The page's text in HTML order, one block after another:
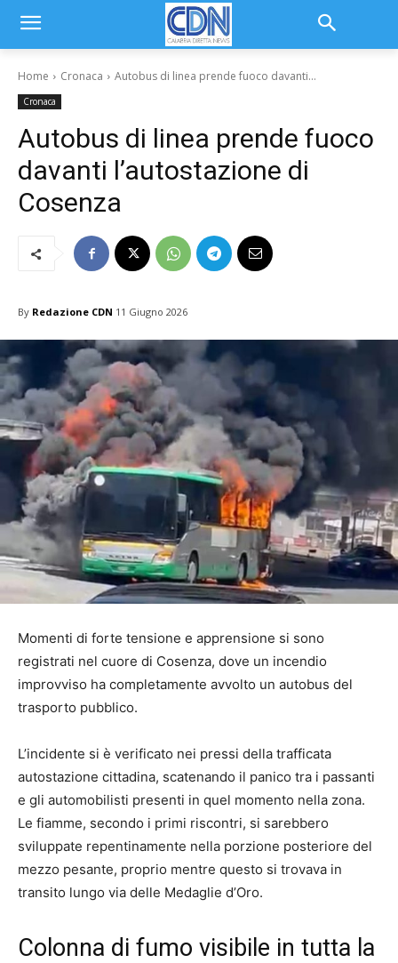
Home Cronaca Autobus di linea prende fuoco davanti...
Cronaca
Autobus di linea prende fuoco
davanti l’autostazione di
Cosenza
By Redazione CDN 11 Giugno 2026
Momenti di forte tensione e apprensione si sono
registrati nel cuore di Cosenza, dove un incendio
improvviso ha completamente avvolto un autobus del
trasporto pubblico.
L’incidente si è verificato nei pressi della trafficata
autostazione cittadina, scatenando il panico tra i passanti
e gli automobilisti presenti in quel momento nella zona.
Le fiamme, secondo i primi riscontri, si sarebbero
sviluppate repentinamente nella porzione posteriore del
mezzo pesante, proprio mentre questo si trovava in
transito lungo via delle Medaglie d’Oro.
Colonna di fumo visibile in tutta la